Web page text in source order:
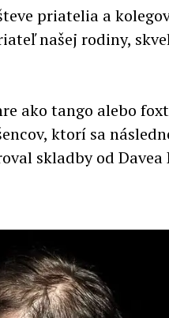
priatelia a
našej rodiny,
ako tango alebo
ktorí sa
skladby od